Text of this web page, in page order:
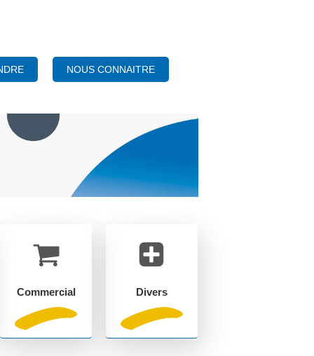
NOUS CONNAITRE
Commercial Divers